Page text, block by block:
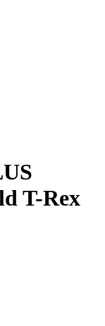
T-Rex